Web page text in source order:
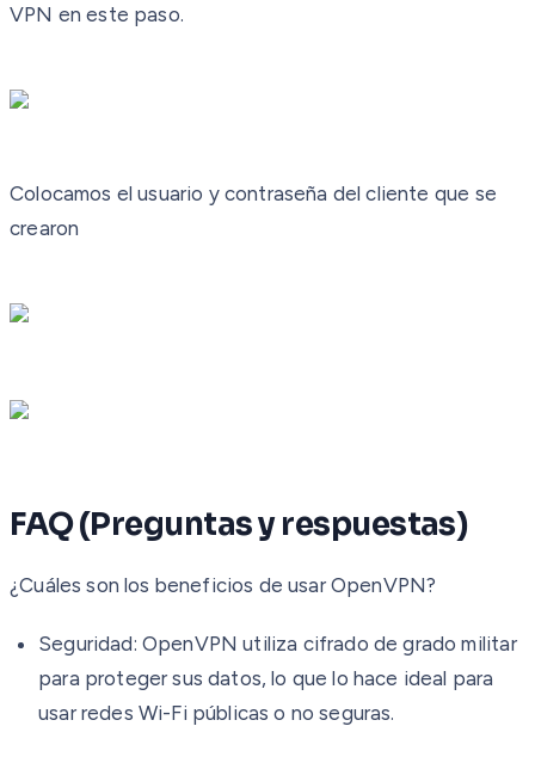
VPN en este paso.
Colocamos el usuario y contraseña del cliente que se
crearon
FAQ (Preguntas y respuestas)
¿Cuáles son los beneficios de usar OpenVPN?
Seguridad: OpenVPN utiliza cifrado de grado militar
para proteger sus datos, lo que lo hace ideal para
usar redes Wi-Fi públicas o no seguras.